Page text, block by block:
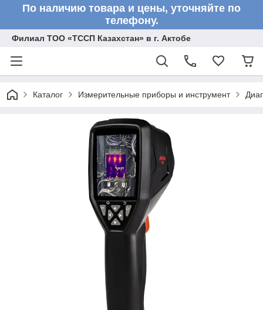
По наличию товара и цены, уточняйте по
телефону.
Филиал ТОО «ТССП Казахстан» в г. Актобе
Каталог Измерительные приборы и инструмент